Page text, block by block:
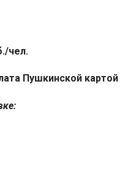
чел.
Пушкинской картой